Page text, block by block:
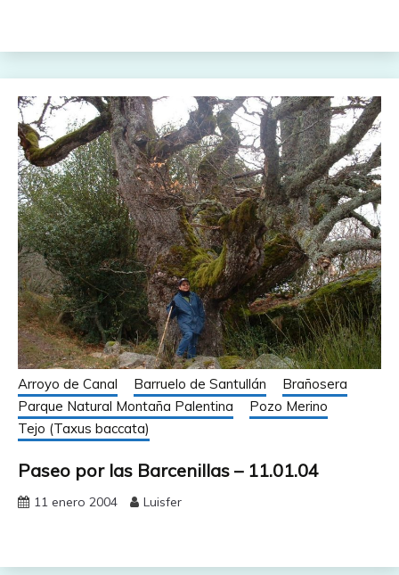
Arroyo de Canal Barruelo de Santullán
Brañosera
Parque Natural Montaña Palentina
Pozo Merino
Tejo (Taxus baccata)
Paseo por las Barcenillas – 11.01.04
11 enero 2004 Luisfer